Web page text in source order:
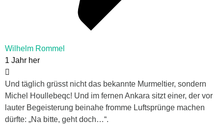
Wilhelm Rommel
1 Jahr her
Und täglich grüsst nicht das bekannte Murmeltier, sondern
Michel Houllebeqc! Und im fernen Ankara sitzt einer, der vor
lauter Begeisterung beinahe fromme Luftsprünge machen
dürfte: „Na bitte, geht doch…“.